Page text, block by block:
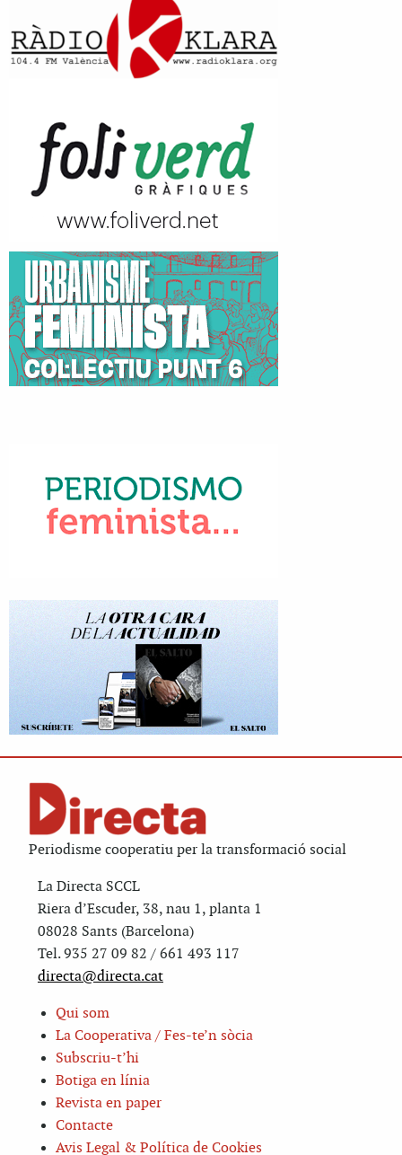
Periodisme cooperatiu per la transformació social
La Directa SCCL
Riera d’Escuder, 38, nau 1, planta 1
08028 Sants (Barcelona)
Tel. 935 27 09 82 / 661 493 117
directa@directa.cat
Qui som
La Cooperativa / Fes-te’n sòcia
Subscriu-t’hi
Botiga en línia
Revista en paper
Contacte
Avis Legal & Política de Cookies